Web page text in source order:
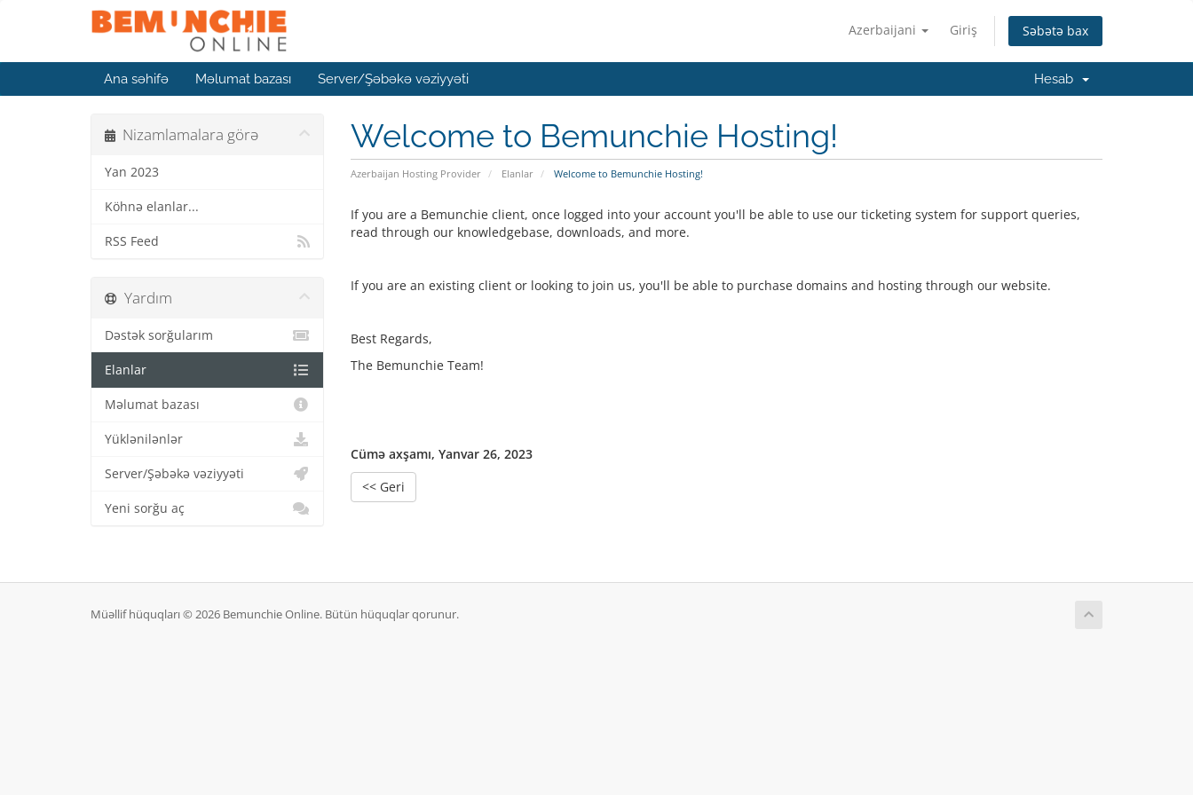
Azerbaijani Giriş Səbətə bax
Ana səhifə Məlumat bazası Server/Şəbəkə vəziyyəti Hesab
Welcome to Bemunchie Hosting!
Azerbaijan Hosting Provider Elanlar Welcome to Bemunchie Hosting!
Nizamlamalara görə
Yan 2023
Köhnə elanlar...
RSS Feed
If you are a Bemunchie client, once logged into your account you'll be able to use our ticketing system for support queries,
read through our knowledgebase, downloads, and more.
If you are an existing client or looking to join us, you'll be able to purchase domains and hosting through our website.
Best Regards,
The Bemunchie Team!
Cümə axşamı, Yanvar 26, 2023
<< Geri
Yardım
Dəstək sorğularım
Elanlar
Məlumat bazası
Yüklənilənlər
Server/Şəbəkə vəziyyəti
Yeni sorğu aç
Müəllif hüquqları © 2026 Bemunchie Online. Bütün hüquqlar qorunur.